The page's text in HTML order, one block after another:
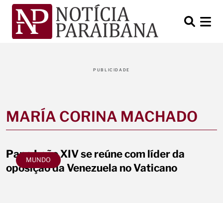
PUBLICIDADE
MARÍA CORINA MACHADO
MUNDO
Papa Leão XIV se reúne com líder da
oposição da Venezuela no Vaticano